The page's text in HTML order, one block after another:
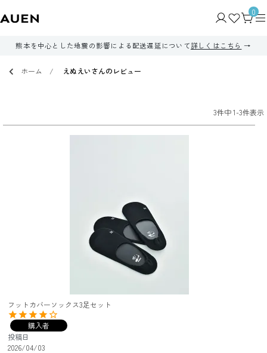
0
熊本を中心とした地震の影響による配送遅延について詳しくはこちら
ホーム えぬえいさんのレビュー
3件中1-3件表示
フットカバーソックス3足セット
購入者
投稿日
2026/04/03